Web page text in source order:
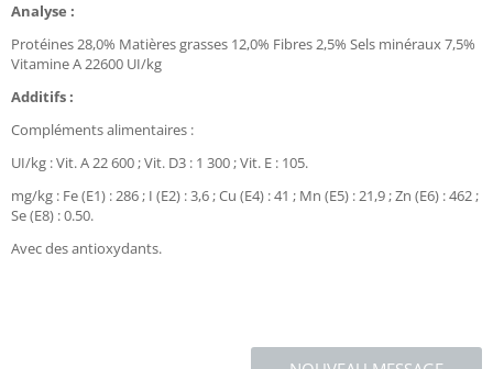
Analyse :
Protéines 28,0% Matières grasses 12,0% Fibres 2,5% Sels minéraux 7,5%
Vitamine A 22600 UI/kg
Additifs :
Compléments alimentaires :
UI/kg : Vit. A 22 600 ; Vit. D3 : 1 300 ; Vit. E : 105.
mg/kg : Fe (E1) : 286 ; I (E2) : 3,6 ; Cu (E4) : 41 ; Mn (E5) : 21,9 ; Zn (E6) : 462 ;
Se (E8) : 0.50.
Avec des antioxydants.